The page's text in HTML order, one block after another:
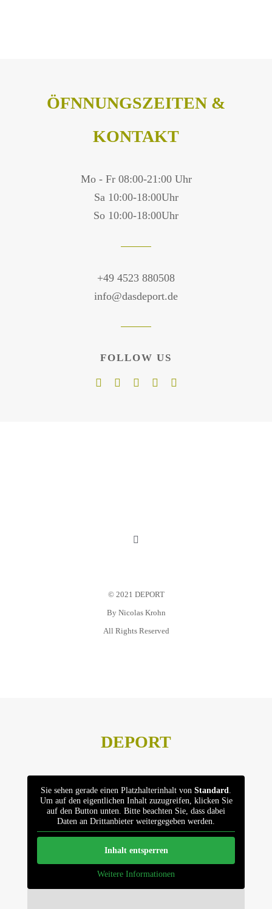
ÖFNNUNGSZEITEN &
KONTAKT
Mo - Fr 08:00-21:00 Uhr
Sa 10:00-18:00Uhr
So 10:00-18:00Uhr
+49 4523 880508
info@dasdeport.de
FOLLOW US
Toggle
© 2021 DEPORT
By Nicolas Krohn
All Rights Reserved
DEPORT
Sie sehen gerade einen Platzhalterinhalt von Standard
Um auf den eigentlichen Inhalt zuzugreifen, klicken Sie
auf den Button unten. Bitte beachten Sie, dass dabei
Daten an Drittanbieter weitergegeben werden.
Inhalt entsperren
Weitere Informationen